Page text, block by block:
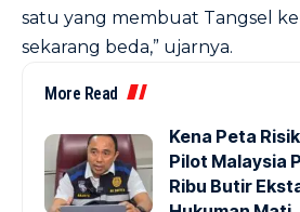
satu yang membuat Tangsel
sekarang beda,” ujarnya.
More Read
Kena Peta
Pilot Malaysia
Ribu Butir